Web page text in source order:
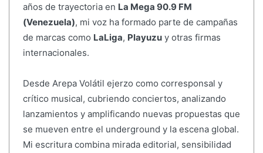
años de trayectoria en La Mega 90.9 FM
(Venezuela), mi voz ha formado parte de campañas
de marcas como LaLiga, Playuzuy otras firmas
internacionales.
Desde Arepa Volátil ejerzo como corresponsal y
crítico musical, cubriendo conciertos, analizando
lanzamientos y amplificando nuevas propuestas que
se mueven entre el underground y la escena global.
Mi escritura combina mirada editorial, sensibilidad